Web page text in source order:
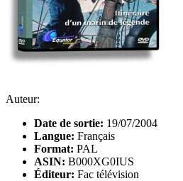
Auteur:
Date de sortie: 19/07/2004
Langue: Français
Format: PAL
ASIN: B000XG0IUS
Éditeur: Fac télévision